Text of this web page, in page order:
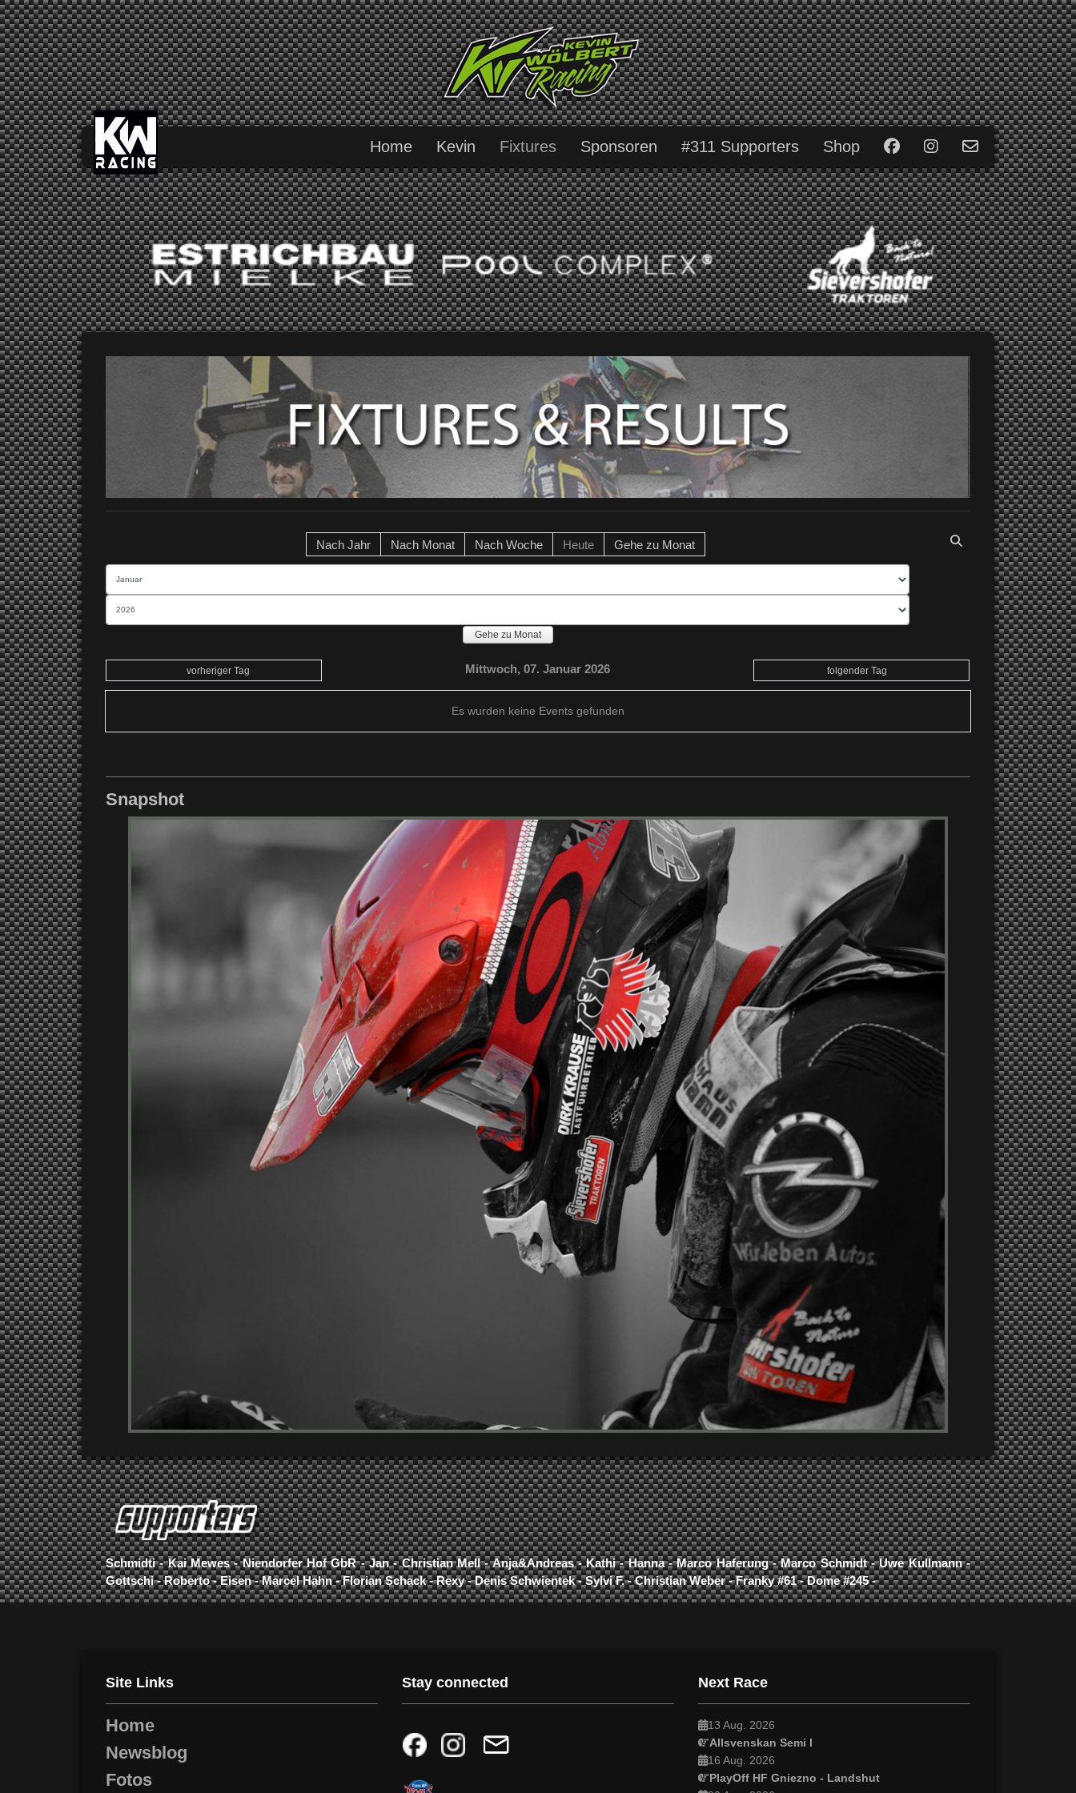
Home Kevin Fixtures Sponsoren #311 Supporters Shop
Nach Jahr Nach Monat Nach Woche Heute Gehe zu Monat
Gehe zu Monat
vorheriger Tag Mittwoch, 07. Januar 2026 folgender Tag
Es wurden keine Events gefunden
Snapshot
Schmidti - Kai Mewes - Niendorfer Hof GbR - Jan - Christian Mell - Anja&Andreas - Kathi - Hanna - Marco Haferung - Marco Schmidt - Uwe Kullmann -
Gottschi - Roberto - Eisen - Marcel Hahn - Florian Schack - Rexy - Denis Schwientek - Sylvi F. - Christian Weber - Franky #61 - Dome #245 -
Site Links
Home
Newsblog
Fotos
Stay connected Next Race
13 Aug. 2026
Allsvenskan Semi I
16 Aug. 2026
PlayOff HF Gniezno - Landshut